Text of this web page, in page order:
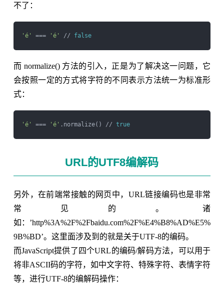
不了：
'é' === 'é' // false
而 normalize() 方法的引入，正是为了解决这一问题，它
会按照一定的方式将字符的不同表示方法统一为标准形
式：
'é' === 'é' .normalize() // true
URL的UTF8编解码
另外，在前端常接触的网页中，URL链接编码也是非常
常见的。诸
如：’http%3A%2F%2Fbaidu.com%2F%E4%B8%AD%E5%
9B%BD’。这里面涉及到的就是关于UTF-8的编码。
而JavaScript提供了四个URL的编码/解码方法，可以用于
将非ASCII码的字符，如中文字符、特殊字符、表情字符
等，进行UTF-8的编解码操作：